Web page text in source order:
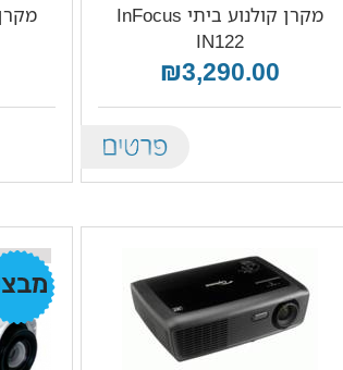
מקרן קולנוע ביתי InFocus
IN122
₪3,290.00
Details